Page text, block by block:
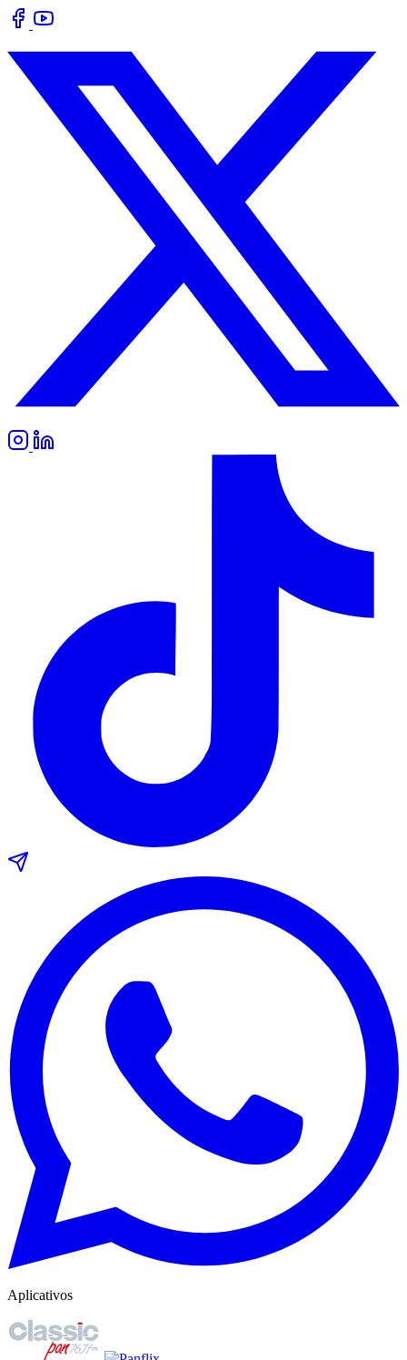
Aplicativos